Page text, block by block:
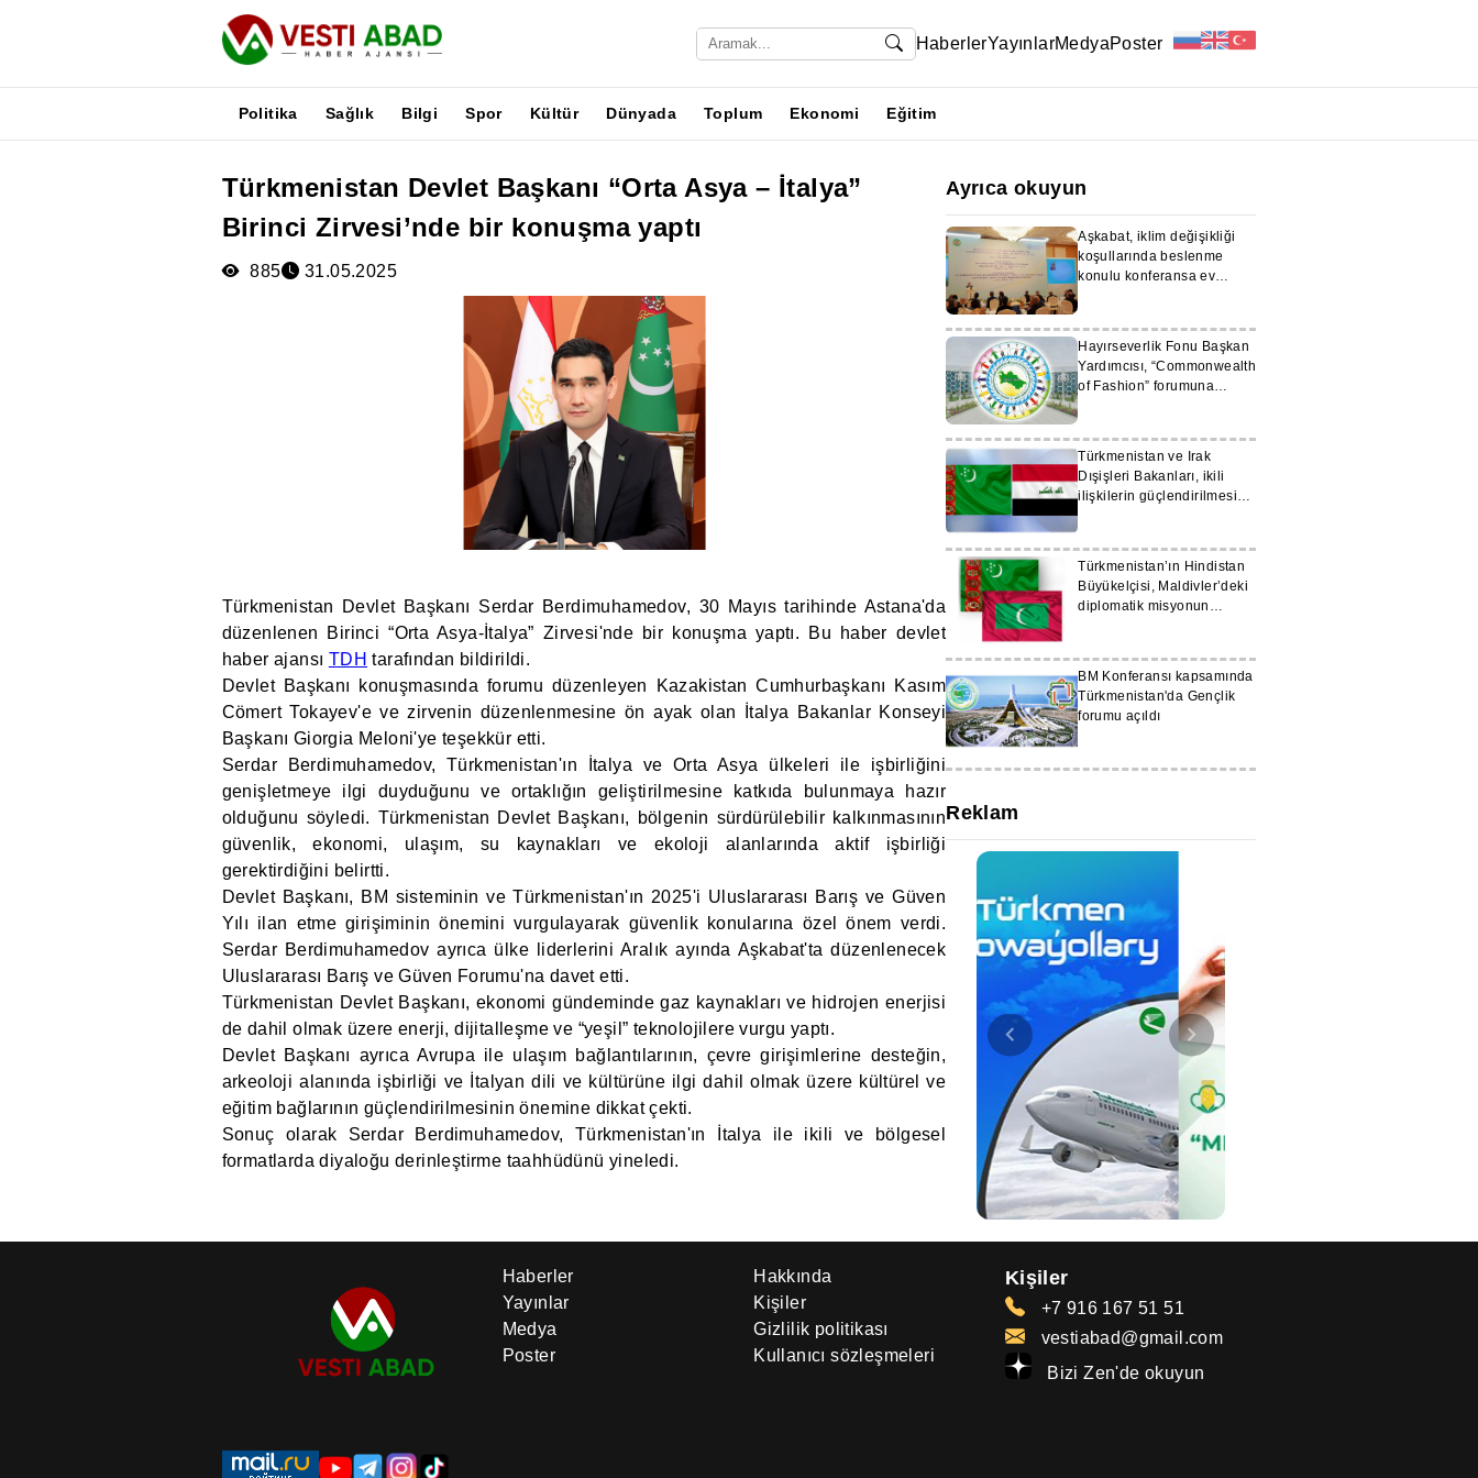
HaberlerYayınlarMedyaPoster
Politika Sağlık Bilgi Spor Kültür Dünyada Toplum Ekonomi Eğitim
Türkmenistan Devlet Başkanı “Orta Asya – İtalya”
Birinci Zirvesi’nde bir konuşma yaptı
885 31.05.2025
Türkmenistan Devlet Başkanı Serdar Berdimuhamedov, 30 Mayıs tarihinde Astana'da
düzenlenen Birinci “Orta Asya-İtalya” Zirvesi'nde bir konuşma yaptı. Bu haber devlet
haber ajansı TDH tarafından bildirildi.
Devlet Başkanı konuşmasında forumu düzenleyen Kazakistan Cumhurbaşkanı Kasım
Cömert Tokayev'e ve zirvenin düzenlenmesine ön ayak olan İtalya Bakanlar Konseyi
Başkanı Giorgia Meloni'ye teşekkür etti.
Serdar Berdimuhamedov, Türkmenistan'ın İtalya ve Orta Asya ülkeleri ile işbirliğini
genişletmeye ilgi duyduğunu ve ortaklığın geliştirilmesine katkıda bulunmaya hazır
olduğunu söyledi. Türkmenistan Devlet Başkanı, bölgenin sürdürülebilir kalkınmasının
güvenlik, ekonomi, ulaşım, su kaynakları ve ekoloji alanlarında aktif işbirliği
gerektirdiğini belirtti.
Devlet Başkanı, BM sisteminin ve Türkmenistan'ın 2025'i Uluslararası Barış ve Güven
Yılı ilan etme girişiminin önemini vurgulayarak güvenlik konularına özel önem verdi.
Serdar Berdimuhamedov ayrıca ülke liderlerini Aralık ayında Aşkabat'ta düzenlenecek
Uluslararası Barış ve Güven Forumu'na davet etti.
Türkmenistan Devlet Başkanı, ekonomi gündeminde gaz kaynakları ve hidrojen enerjisi
de dahil olmak üzere enerji, dijitalleşme ve “yeşil” teknolojilere vurgu yaptı.
Devlet Başkanı ayrıca Avrupa ile ulaşım bağlantılarının, çevre girişimlerine desteğin,
arkeoloji alanında işbirliği ve İtalyan dili ve kültürüne ilgi dahil olmak üzere kültürel ve
eğitim bağlarının güçlendirilmesinin önemine dikkat çekti.
Sonuç olarak Serdar Berdimuhamedov, Türkmenistan'ın İtalya ile ikili ve bölgesel
formatlarda diyaloğu derinleştirme taahhüdünü yineledi.
Ayrıca okuyun
Aşkabat, iklim değişikliği
koşullarında beslenme
konulu konferansa ev
Hayırseverlik Fonu Başkan
Yardımcısı, “Commonwealth
of Fashion” forumuna
Türkmenistan ve Irak
Dışişleri Bakanları, ikili
ilişkilerin güçlendirilmesi
Türkmenistan’ın Hindistan
Büyükelçisi, Maldivler’deki
diplomatik misyonun
BM Konferansı kapsamında
Türkmenistan'da Gençlik
forumu açıldı
Reklam
Haberler
Yayınlar
Medya
Poster
Hakkında
Kişiler
Gizlilik politikası
Kullanıcı sözleşmeleri
Kişiler
+7 916 167 51 51
vestiabad@gmail.com
Bizi Zen'de okuyun